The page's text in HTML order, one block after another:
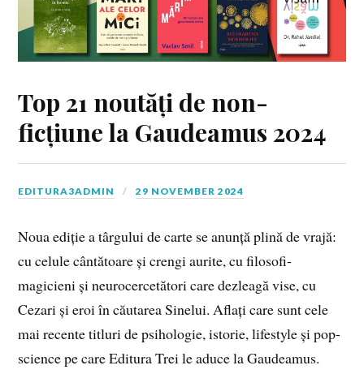
Top 21 noutăți de non-
ficțiune la Gaudeamus 2024
EDITURA3ADMIN 29 NOVEMBER 2024
Noua ediție a târgului de carte se anunță plină de vrajă:
cu celule cântătoare și crengi aurite, cu filosofi-
magicieni și neurocercetători care dezleagă vise, cu
Cezari și eroi în căutarea Sinelui. Aflați care sunt cele
mai recente titluri de psihologie, istorie, lifestyle și pop-
science pe care Editura Trei le aduce la Gaudeamus.